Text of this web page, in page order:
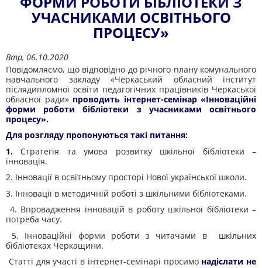
УЧАСНИКАМИ ОСВІТНЬОГО
ПРОЦЕСУ»
Втр, 06.10.2020
Повідомляємо, що відповідно до річного плану комунального
навчального закладу «Черкаський обласний інститут
післядипломної освіти педагогічних працівників Черкаської
обласної ради»проводить інтернет-семінар «Інноваційні
форми роботи бібліотеки з учасниками освітнього
процесу».
Для розгляду пропонуються такі питання:
1.Стратегія та умова розвитку шкільної бібліотеки –
інновація.
2. Інновації в освітньому просторі Нової української школи.
3. Інновації в методичній роботі з шкільними бібліотеками.
4. Впровадження інновацій в роботу шкільної бібліотеки –
потреба часу.
5. Інноваційні форми роботи з читачами в шкільних
бібліотеках Черкащини.
Статті для участі в інтернет-семінарі просимо надіслати не